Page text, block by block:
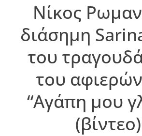
Νίκος
διάσημη
του
του
“Αγάπη μου
(βίντεο)